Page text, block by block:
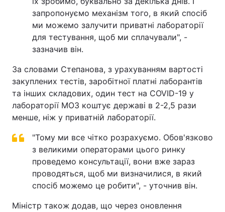
запропонуємо механізм того, в який спосіб
ми можемо залучити приватні лабораторії
для тестування, щоб ми сплачували", -
зазначив він.
За словами Степанова, з урахуванням вартості
закуплених тестів, заробітної платні лаборантів
та інших складових, один тест на COVID-19 у
лабораторії МОЗ коштує державі в 2-2,5 рази
менше, ніж у приватній лабораторії.
"Тому ми все чітко розрахуємо. Обов'язково
з великими операторами цього ринку
проведемо консультації, вони вже зараз
проводяться, щоб ми визначилися, в який
спосіб можемо це робити", - уточнив він.
Міністр також додав, що через оновлення